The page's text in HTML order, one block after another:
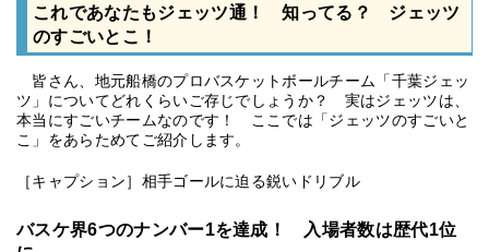
これであなたもジェッツ通！ 知ってる？ ジェッツ
のすごいとこ！
皆さん、地元船橋のプロバスケットボールチーム「千葉ジェッ
ツ」についてどれくらいご存じでしょうか？ 実はジェッツは、
本当にすごいチームなのです！ ここでは「ジェッツのすごいと
こ」をあらためてご紹介します。
［キャプション］相手ゴールに迫る鋭いドリブル
バスケ界6つのナンバー1を達成！ 入場者数は歴代1位